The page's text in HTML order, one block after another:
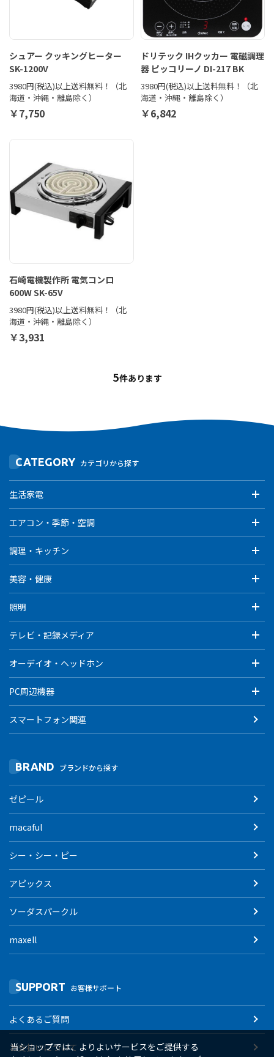
シュアー クッキングヒーター
SK-1200V
3980円(税込)以上送料無料！（北
海道・沖縄・離島除く）
￥7,750
ドリテック IHクッカー 電磁調理
器 ピッコリーノ DI-217 BK
3980円(税込)以上送料無料！（北
海道・沖縄・離島除く）
￥6,842
石崎電機製作所 電気コンロ
600W SK-65V
3980円(税込)以上送料無料！（北
海道・沖縄・離島除く）
￥3,931
5件あります
CATEGORY カテゴリから探す
生活家電
エアコン・季節・空調
調理・キッチン
美容・健康
照明
テレビ・記録メディア
オーデイオ・ヘッドホン
PC周辺機器
スマートフォン関連
BRAND ブランドから探す
ゼピール
macaful
シー・シー・ピー
アピックス
ソーダスパークル
maxell
SUPPORT お客様サポート
よくあるご質問
お支払いについて
当ショップでは、よりよいサービスをご提供する